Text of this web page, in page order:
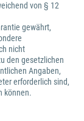
von § 12
gewährt,
nicht
den gesetzlichen
Angaben,
erforderlich sind,
können.